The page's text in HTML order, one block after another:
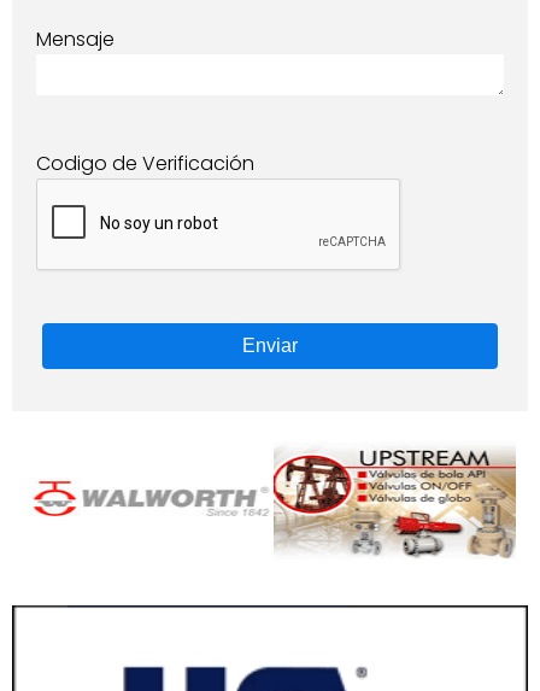
Mensaje
Codigo de Verificación
Enviar